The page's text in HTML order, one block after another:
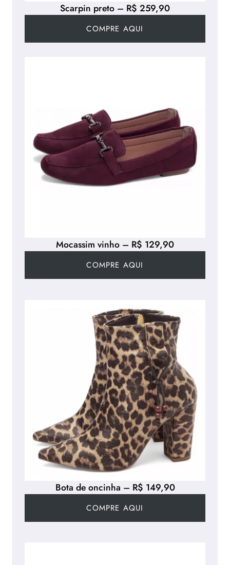
Scarpin preto – R$ 259,90
COMPRE AQUI
Mocassim vinho – R$ 129,90
COMPRE AQUI
Bota de oncinha – R$ 149,90
COMPRE AQUI